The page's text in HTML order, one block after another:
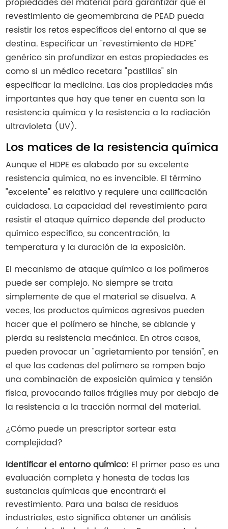
revestimiento de geomembrana de PEAD pueda
resistir los retos específicos del entorno al que se
destina. Especificar un "revestimiento de HDPE"
genérico sin profundizar en estas propiedades es
como si un médico recetara "pastillas" sin
especificar la medicina. Las dos propiedades más
importantes que hay que tener en cuenta son la
resistencia química y la resistencia a la radiación
ultravioleta (UV).
Los matices de la resistencia química
Aunque el HDPE es alabado por su excelente
resistencia química, no es invencible. El término
"excelente" es relativo y requiere una calificación
cuidadosa. La capacidad del revestimiento para
resistir el ataque químico depende del producto
químico específico, su concentración, la
temperatura y la duración de la exposición.
El mecanismo de ataque químico a los polímeros
puede ser complejo. No siempre se trata
simplemente de que el material se disuelva. A
veces, los productos químicos agresivos pueden
hacer que el polímero se hinche, se ablande y
pierda su resistencia mecánica. En otros casos,
pueden provocar un "agrietamiento por tensión", en
el que las cadenas del polímero se rompen bajo
una combinación de exposición química y tensión
física, provocando fallos frágiles muy por debajo de
la resistencia a la tracción normal del material.
¿Cómo puede un prescriptor sortear esta
complejidad?
Identificar el entorno químico: El primer paso es una
evaluación completa y honesta de todas las
sustancias químicas que encontrará el
revestimiento. Para una balsa de residuos
industriales, esto significa obtener un análisis